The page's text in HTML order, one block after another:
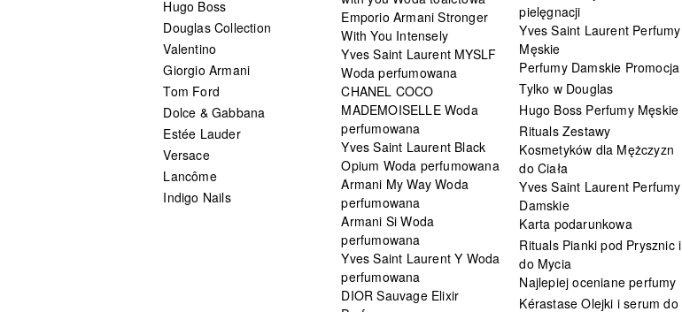
Hugo Boss
Douglas Collection
Valentino
Giorgio Armani
Tom Ford
Dolce & Gabbana
Estée Lauder
Versace
Lancôme
Indigo Nails
Emporio Armani Stronger
With You Intensely
Yves Saint Laurent MYSLF
Woda perfumowana
CHANEL COCO
MADEMOISELLE Woda
perfumowana
Yves Saint Laurent Black
Opium Woda perfumowana
Armani My Way Woda
perfumowana
Armani Si Woda
perfumowana
Yves Saint Laurent Y Woda
perfumowana
DIOR Sauvage Elixir
pielęgnacji
Yves Saint Laurent Perfumy
Męskie
Perfumy Damskie Promocja
Tylko w Douglas
Hugo Boss Perfumy Męskie
Rituals Zestawy
Kosmetyków dla Mężczyzn
do Ciała
Yves Saint Laurent Perfumy
Damskie
Karta podarunkowa
Rituals Pianki pod Prysznic i
do Mycia
Najlepiej oceniane perfumy
Kérastase Olejki i serum do